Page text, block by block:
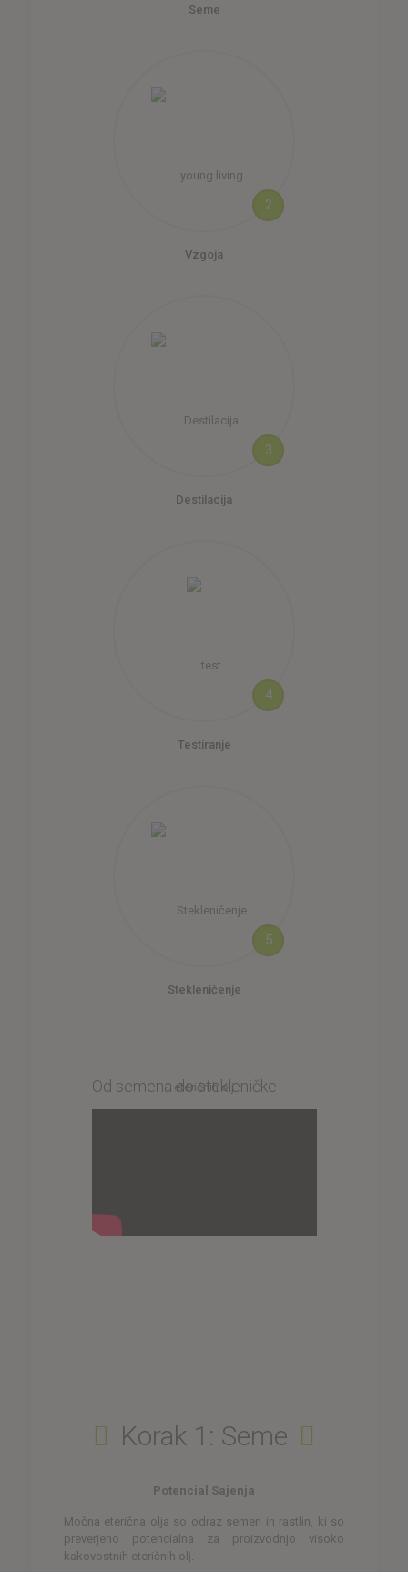
Seme
2
Vzgoja
3
Destilacija
4
Testiranje
5
Stekleničenje
Od semena do stekleničke
Korak 1: Seme
Potencial Sajenja
Močna eterična olja so odraz semen in rastlin, ki so
preverjeno potencialna za proizvodnjo visoko
kakovostnih eteričnih olj.